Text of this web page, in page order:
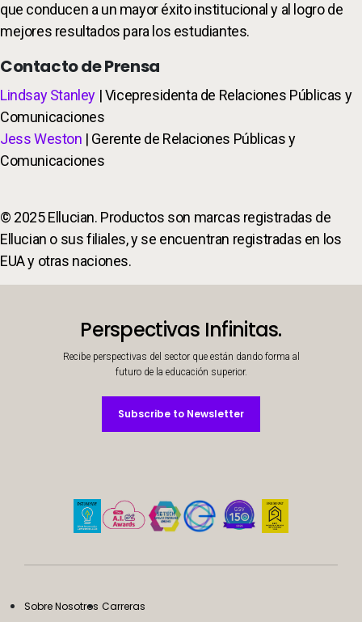
que conducen a un mayor éxito institucional y al logro de
mejores resultados para los estudiantes.
Contacto de Prensa
Lindsay Stanley | Vicepresidenta de Relaciones Públicas y
Comunicaciones
Jess Weston | Gerente de Relaciones Públicas y
Comunicaciones
© 2025 Ellucian. Productos son marcas registradas de
Ellucian o sus filiales, y se encuentran registradas en los
EUA y otras naciones.
Perspectivas Infinitas.
Recibe perspectivas del sector que están dando forma al
futuro de la educación superior.
Subscribe to Newsletter
Subscribe to Newsletter
Sobre Nosotros Carreras